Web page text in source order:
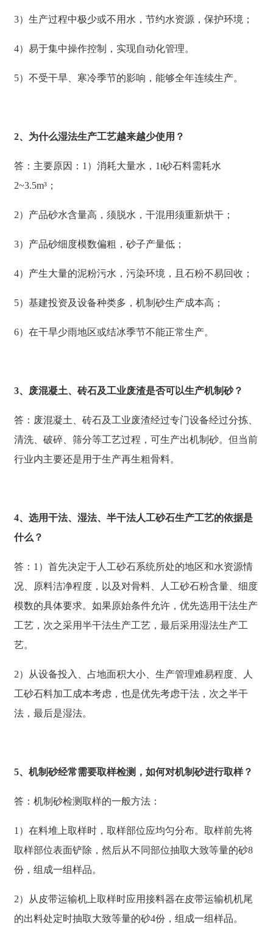
3）生产过程中极少或不用水，节约水资源，保护环境；
4）易于集中操作控制，实现自动化管理。
5）不受干旱、寒冷季节的影响，能够全年连续生产。
2、为什么湿法生产工艺越来越少使用？
答：主要原因：1）消耗大量水，1t砂石料需耗水
2~3.5m³；
2）产品砂水含量高，须脱水，干混用须重新烘干；
3）产品砂细度模数偏粗，砂子产量低；
4）产生大量的泥粉污水，污染环境，且石粉不易回收；
5）基建投资及设备种类多，机制砂生产成本高；
6）在干旱少雨地区或结冰季节不能正常生产。
3、废混凝土、砖石及工业废渣是否可以生产机制砂？
答：废混凝土、砖石及工业废渣经过专门设备经过分拣、
清洗、破碎、筛分等工艺过程，可生产出机制砂。但当前
行业内主要还是用于生产再生粗骨料。
4、选用干法、湿法、半干法人工砂石生产工艺的依据是
什么？
答：1）首先决定于人工砂石系统所处的地区和水资源情
况、原料洁净程度，以及对骨料、人工砂石粉含量、细度
模数的具体要求。如果原始条件允许，优先选用干法生产
工艺，次之采用半干法生产工艺，最后采用湿法生产工
艺。
2）从设备投入、占地面积大小、生产管理难易程度、人
工砂石料加工成本考虑，也是优先考虑干法，次之半干
法，最后是湿法。
5、机制砂经常需要取样检测，如何对机制砂进行取样？
答：机制砂检测取样的一般方法：
1）在料堆上取样时，取样部位应均匀分布。取样前先将
取样部位表面铲除，然后从不同部位抽取大致等量的砂8
份，组成一组样品。
2）从皮带运输机上取样时应用接料器在皮带运输机机尾
的出料处定时抽取大致等量的砂4份，组成一组样品。